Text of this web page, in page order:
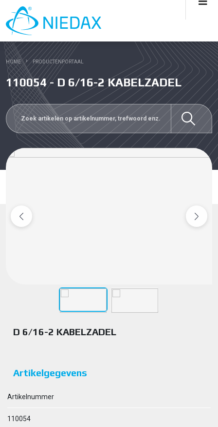
HOME PRODUCTENPORTAAL
110054 - D 6/16-2 KABELZADEL
D 6/16-2 KABELZADEL
Artikelgegevens
Artikelnummer
110054